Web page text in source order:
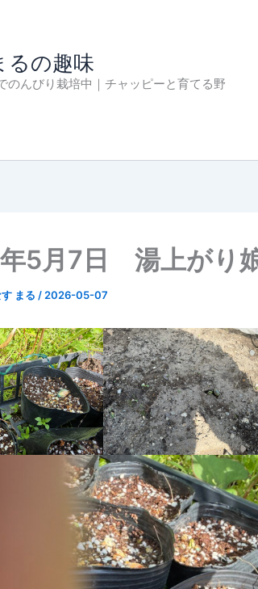
るの趣味
のんびり栽培中｜チャッピーと育てる野
5月7日 湯上がり
まる / 2026-05-07